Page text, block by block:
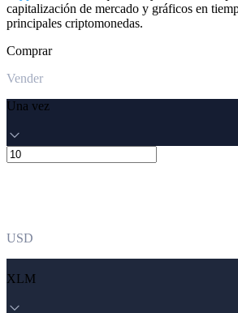
capitalización de mercado y gráficos en
principales criptomonedas.
Comprar
Vender
Una vez
USD
XLM